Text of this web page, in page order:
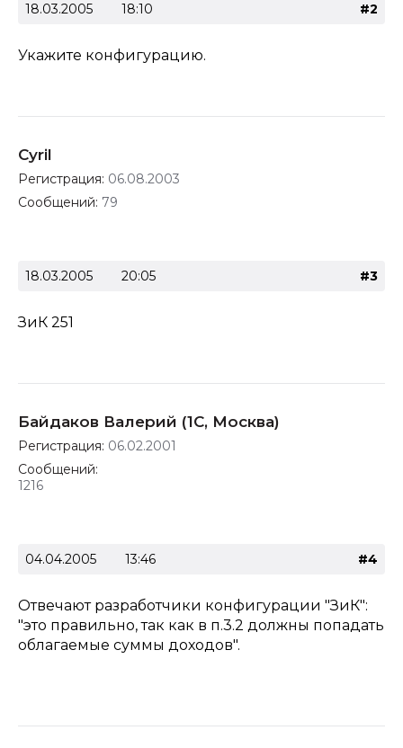
18.03.2005 18:10 #2
Укажите конфигурацию.
Cyril
Регистрация: 06.08.2003
Сообщений: 79
18.03.2005 20:05 #3
ЗиК 251
Байдаков Валерий (1С, Москва)
Регистрация: 06.02.2001
Сообщений:
1216
04.04.2005 13:46 #4
Отвечают разработчики конфигурации "ЗиК":
"это правильно, так как в п.3.2 должны попадать
облагаемые суммы доходов".